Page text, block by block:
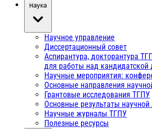
Наука
Научное управление
Диссертационный совет
Аспирантура, докторантура
для работы над кандидатской
Научные мероприятия:
Основные направления
Грантовые исследования ТГПУ
Основные результаты научной
Научные журналы ТГПУ
Полезные ресурсы